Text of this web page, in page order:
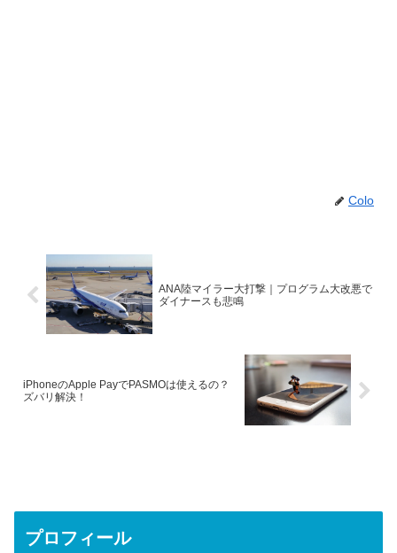
Colo
ANA陸マイラー大打撃｜プログラム大改悪で
ダイナースも悲鳴
iPhoneのApple PayでPASMOは使えるの？
ズバリ解決！
プロフィール